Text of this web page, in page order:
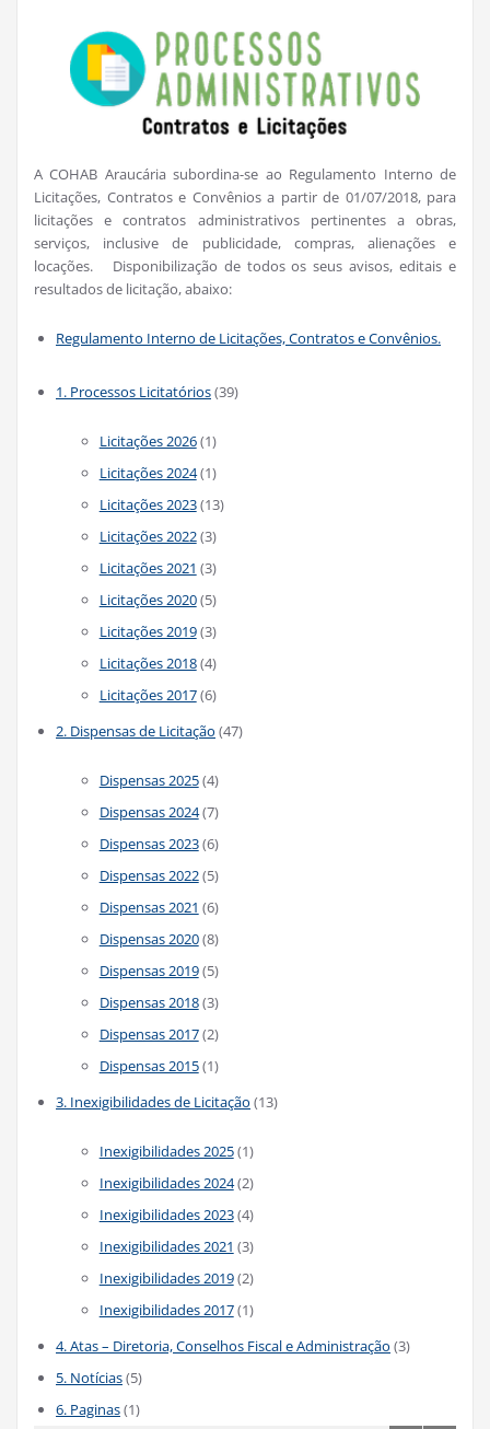
A COHAB Araucária subordina-se ao Regulamento Interno de
Licitações, Contratos e Convênios a partir de 01/07/2018, para
licitações e contratos administrativos pertinentes a obras,
serviços, inclusive de publicidade, compras, alienações e
locações. Disponibilização de todos os seus avisos, editais e
resultados de licitação, abaixo:
Regulamento Interno de Licitações, Contratos e Convênios.
1. Processos Licitatórios(39)
Licitações 2026(1)
Licitações 2024(1)
Licitações 2023(13)
Licitações 2022(3)
Licitações 2021 (3)
Licitações 2020(5)
Licitações 2019(3)
Licitações 2018(4)
Licitações 2017(6)
2. Dispensas de Licitação (47)
Dispensas 2025(4)
Dispensas 2024(7)
Dispensas 2023(6)
Dispensas 2022(5)
Dispensas 2021 (6)
Dispensas 2020(8)
Dispensas 2019(5)
Dispensas 2018(3)
Dispensas 2017(2)
Dispensas 2015(1)
3. Inexigibilidades de Licitação (13)
Inexigibilidades 2025(1)
Inexigibilidades 2024(2)
Inexigibilidades 2023(4)
Inexigibilidades 2021 (3)
Inexigibilidades 2019(2)
Inexigibilidades 2017(1)
4. Atas – Diretoria, Conselhos Fiscal e Administração (3)
5. Notícias(5)
6. Paginas(1)